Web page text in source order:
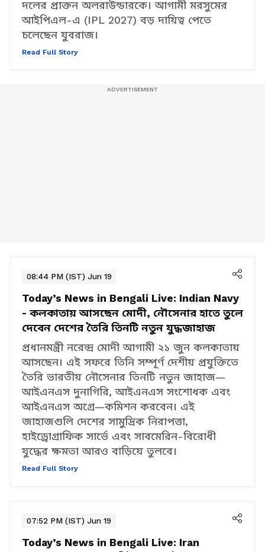
আরও বড় ভূমিকায় দেখা যাবে ভারতীয় ক্রিকেট
দলের প্রাক্তন অলরাউন্ডারকে। আগামী মরসুমের
আইপিএল-এ (IPL 2027) বড় দায়িত্ব পেতে
চলেছেন যুবরাজ।
08:44 PM (IST) Jun 19
Today’s News in Bengali Live: Indian Navy
- কলকাতায় আসছেন মোদী, নৌসেনার হাতে তুলে
দেবেন দেশের তৈরি তিনটি নতুন যুদ্ধজাহাজ
প্রধানমন্ত্রী নরেন্দ্র মোদী আগামী ২১ জুন কলকাতায়
আসছেন। এই সফরে তিনি সম্পূর্ণ দেশীয় প্রযুক্তিতে
তৈরি ভারতীয় নৌসেনার তিনটি নতুন জাহাজ—
আইএনএস দুনাগিরি, আইএনএস সংশোধক এবং
আইএনএস অগ্রে—কমিশন করবেন। এই
জাহাজগুলি দেশের সামুদ্রিক নিরাপত্তা,
হাইড্রোগ্রাফিক সার্ভে এবং সাবমেরিন-বিরোধী
যুদ্ধের ক্ষমতা আরও বাড়িয়ে তুলবে।
07:52 PM (IST) Jun 19